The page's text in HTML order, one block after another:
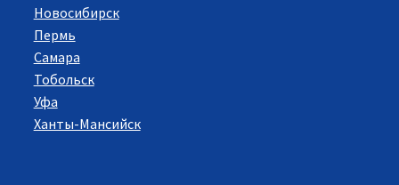
Новосибирск
Пермь
Самара
Тобольск
Уфа
Ханты-Мансийск